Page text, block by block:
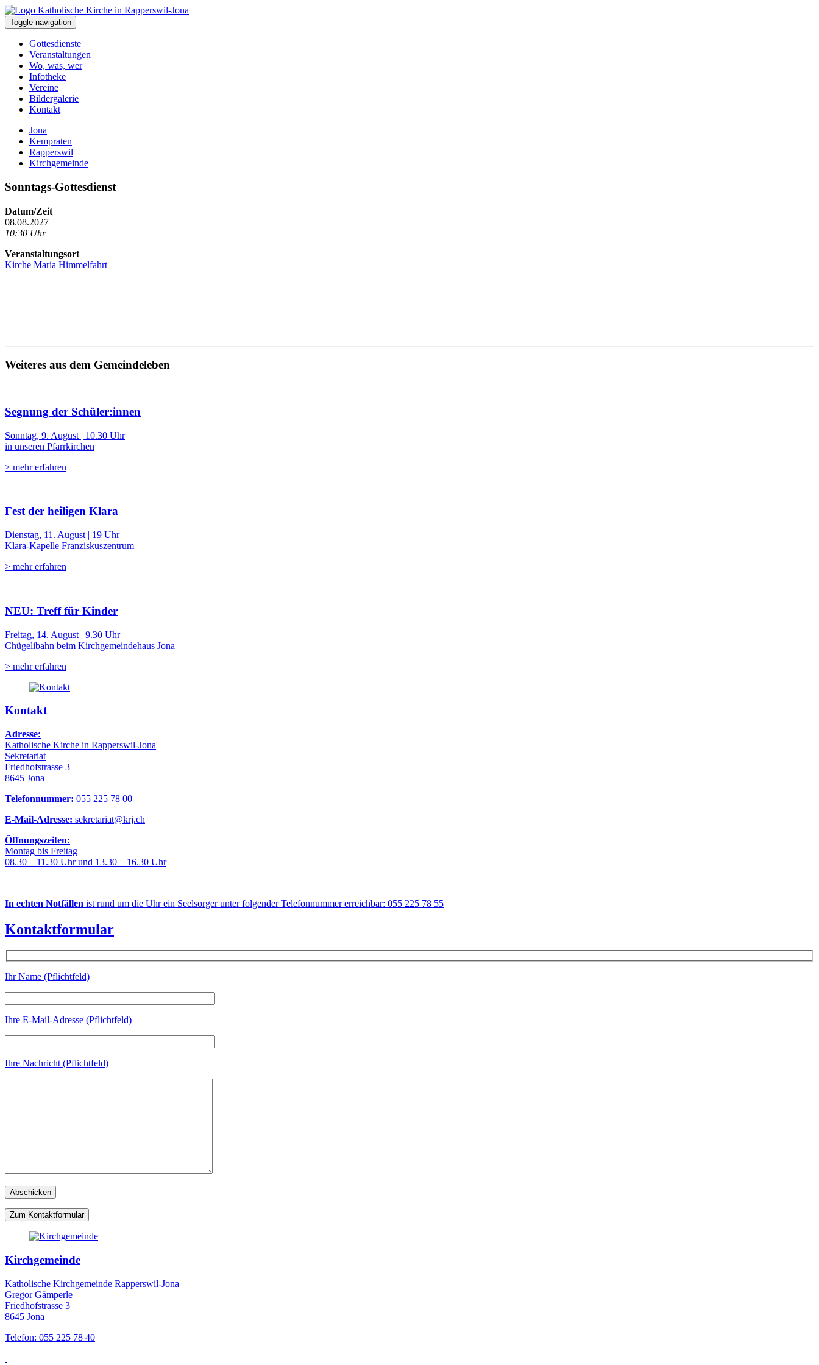
Toggle navigation
Gottesdienste
Veranstaltungen
Wo, was, wer
Infotheke
Vereine
Bildergalerie
Kontakt
Jona
Kempraten
Rapperswil
Kirchgemeinde
Sonntags-Gottesdienst
Datum/Zeit
08.08.2027
10:30 Uhr
Veranstaltungsort
Kirche Maria Himmelfahrt
Weiteres aus dem Gemeindeleben
Segnung der Schüler:innen
Sonntag, 9. August | 10.30 Uhr
in unseren Pfarrkirchen
> mehr erfahren
Fest der heiligen Klara
Dienstag, 11. August | 19 Uhr
Klara-Kapelle Franziskuszentrum
> mehr erfahren
NEU: Treff für Kinder
Freitag, 14. August | 9.30 Uhr
Chügelibahn beim Kirchgemeindehaus Jona
> mehr erfahren
Kontakt
Adresse:
Katholische Kirche in Rapperswil-Jona
Sekretariat
Friedhofstrasse 3
8645 Jona
Telefonnummer: 055 225 78 00
E-Mail-Adresse: sekretariat@krj.ch
Öffnungszeiten:
Montag bis Freitag
08.30 – 11.30 Uhr und 13.30 – 16.30 Uhr
In echten Notfällen ist rund um die Uhr ein Seelsorger unter folgender Telefonnummer erreichbar: 055 225 78 55
Kontaktformular
Ihr Name (Pflichtfeld)
Ihre E-Mail-Adresse (Pflichtfeld)
Ihre Nachricht (Pflichtfeld)
Zum Kontaktformular
Kirchgemeinde
Katholische Kirchgemeinde Rapperswil-Jona
Gregor Gämperle
Friedhofstrasse 3
8645 Jona
Telefon: 055 225 78 40